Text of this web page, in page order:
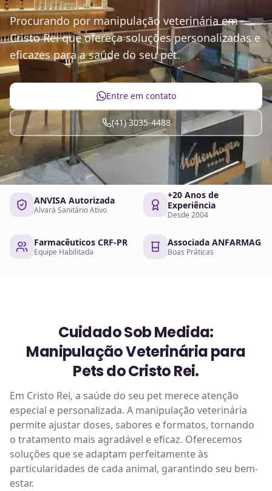
Procurando por manipulação veterinária em
Cristo Rei que ofereça soluções personalizadas e
eficazes para a saúde do seu pet.
Entre em contato
(41) 3035-4488
ANVISA Autorizada
Alvará Sanitário Ativo
+20 Anos de
Experiência
Desde 2004
Farmacêuticos CRF-PR
Equipe Habilitada
Associada ANFARMAG
Boas Práticas
Cuidado Sob Medida:
Manipulação Veterinária para
Pets do Cristo Rei.
Em Cristo Rei, a saúde do seu pet merece atenção
especial e personalizada. A manipulação veterinária
permite ajustar doses, sabores e formatos, tornando
o tratamento mais agradável e eficaz. Oferecemos
soluções que se adaptam perfeitamente às
particularidades de cada animal, garantindo seu bem-
estar.